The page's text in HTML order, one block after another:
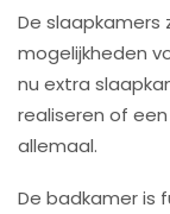
De slaapkamers
mogelijkheden
nu extra
realiseren of
allemaal.
De badkamer is